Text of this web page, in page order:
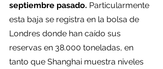
septiembre pasado. Particularmente
esta baja se registra en la bolsa de
Londres donde han caído sus
reservas en 38.000 toneladas, en
tanto que Shanghai muestra niveles